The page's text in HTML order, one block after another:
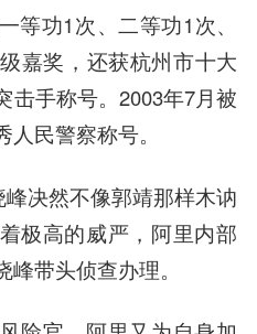
等功1次、二等功1次、
嘉奖，还获杭州市十大
击手称号。2003年7月被
民警察称号。
峰决然不像郭靖那样木讷
极高的威严，阿里内部
带头侦查办理。